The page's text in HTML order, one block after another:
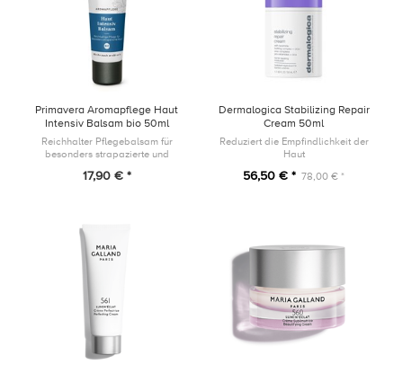
Primavera Aromapflege Haut
Intensiv Balsam bio 50ml
Reichhalter Pflegebalsam für
besonders strapazierte und
17,90 € *
Dermalogica Stabilizing Repair
Cream 50ml
Reduziert die Empfindlichkeit der
Haut
56,50 € * 78,00 € *